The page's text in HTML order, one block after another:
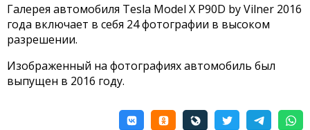
Галерея автомобиля Tesla Model X P90D by Vilner 2016
года включает в себя 24 фотографии в высоком
разрешении.
Изображенный на фотографиях автомобиль был
выпущен в 2016 году.